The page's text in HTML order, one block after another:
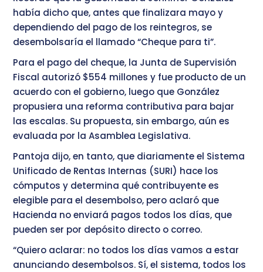
había dicho que, antes que finalizara mayo y
dependiendo del pago de los reintegros, se
desembolsaría el llamado “Cheque para ti”.
Para el pago del cheque, la Junta de Supervisión
Fiscal autorizó $554 millones y fue producto de un
acuerdo con el gobierno, luego que González
propusiera una reforma contributiva para bajar
las escalas. Su propuesta, sin embargo, aún es
evaluada por la Asamblea Legislativa.
Pantoja dijo, en tanto, que diariamente el Sistema
Unificado de Rentas Internas (SURI) hace los
cómputos y determina qué contribuyente es
elegible para el desembolso, pero aclaró que
Hacienda no enviará pagos todos los días, que
pueden ser por depósito directo o correo.
“Quiero aclarar: no todos los días vamos a estar
anunciando desembolsos. Sí, el sistema, todos los